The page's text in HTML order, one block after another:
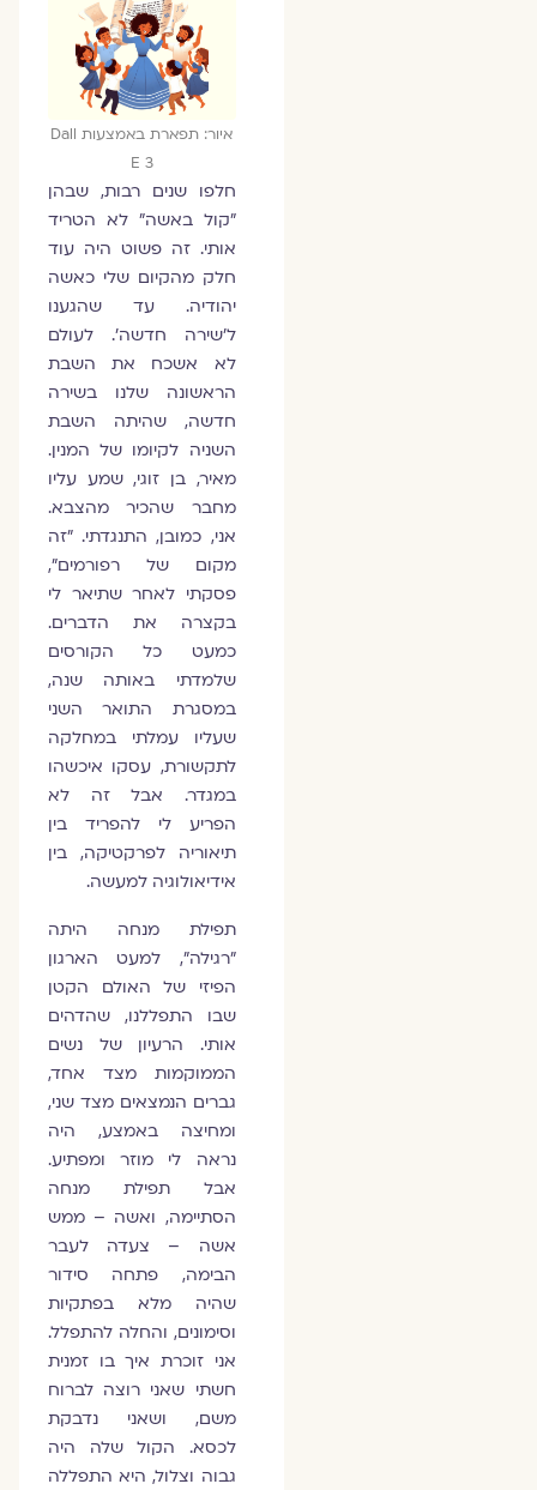
איור: תפארת באמצעות Dall
E 3
חלפו שנים רבות, שבהן
"קול באשה" לא הטריד
אותי. זה פשוט היה עוד
חלק מהקיום שלי כאשה
יהודיה. עד שהגענו
ל׳שירה חדשה׳. לעולם
לא אשכח את השבת
הראשונה שלנו בשירה
חדשה, שהיתה השבת
השניה לקיומו של המנין.
מאיר, בן זוגי, שמע עליו
מחבר שהכיר מהצבא.
אני, כמובן, התנגדתי. "זה
מקום של רפורמים",
פסקתי לאחר שתיאר לי
בקצרה את הדברים.
כמעט כל הקורסים
שלמדתי באותה שנה,
במסגרת התואר השני
שעליו עמלתי במחלקה
לתקשורת, עסקו איכשהו
במגדר. אבל זה לא
הפריע לי להפריד בין
תיאוריה לפרקטיקה, בין
אידיאולוגיה למעשה.
תפילת מנחה היתה
"רגילה", למעט הארגון
הפיזי של האולם הקטן
שבו התפללנו, שהדהים
אותי. הרעיון של נשים
הממוקמות מצד אחד,
גברים הנמצאים מצד שני,
ומחיצה באמצע, היה
נראה לי מוזר ומפתיע.
אבל תפילת מנחה
הסתיימה, ואשה – ממש
אשה – צעדה לעבר
הבימה, פתחה סידור
שהיה מלא בפתקיות
וסימונים, והחלה להתפלל.
אני זוכרת איך בו זמנית
חשתי שאני רוצה לברוח
משם, ושאני נדבקת
לכסא. הקול שלה היה
גבוה וצלול, היא התפללה